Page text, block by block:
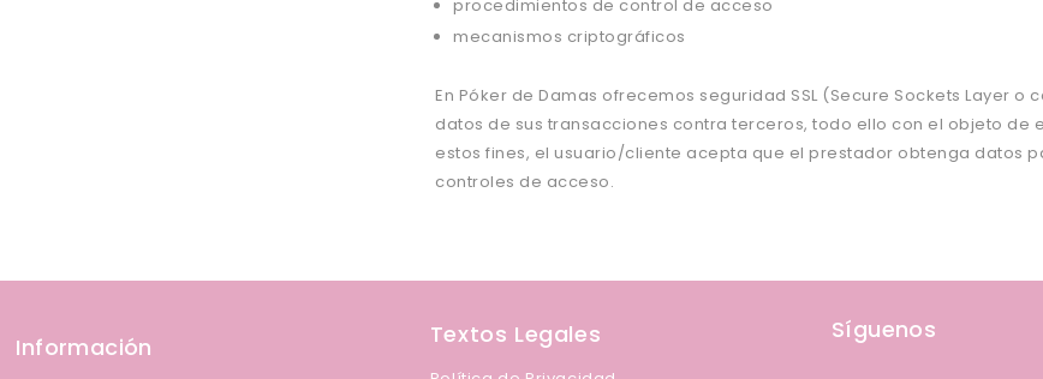
procedimientos de control de acceso
mecanismos criptográficos
En Póker de Damas ofrecemos seguridad SSL (Secure Sockets Layer
datos de sus transacciones contra terceros, todo ello con el objeto
estos fines, el usuario/cliente acepta que el prestador obtenga datos
controles de acceso.
Información Textos Legales Síguenos